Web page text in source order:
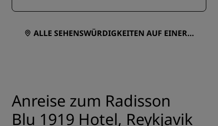
ALLE SEHENSWÜRDIGKEITEN AUF EINER K
Anreise zum Radisson
Blu 1919 Hotel, Reykjavik